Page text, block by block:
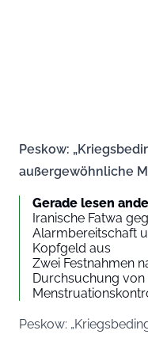
Peskow:
außergewöhnliche
Gerade lesen
Iranische Fatwa
Alarmbereitschaft
Kopfgeld aus
Zwei Festnahmen
Durchsuchung
Peskow: